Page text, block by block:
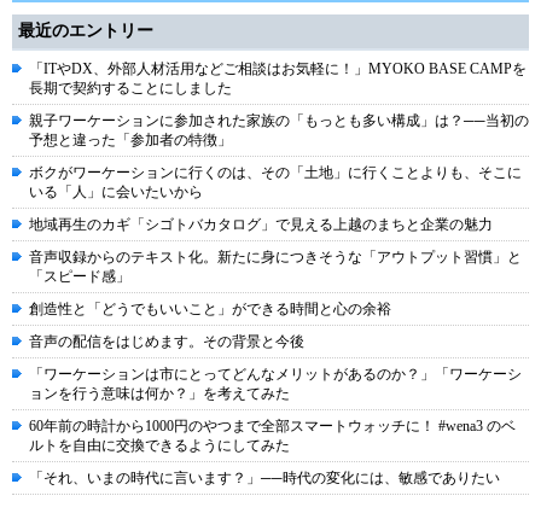
最近のエントリー
「ITやDX、外部人材活用などご相談はお気軽に！」MYOKO BASE CAMPを
長期で契約することにしました
親子ワーケーションに参加された家族の「もっとも多い構成」は？──当初の
予想と違った「参加者の特徴」
ボクがワーケーションに行くのは、その「土地」に行くことよりも、そこに
いる「人」に会いたいから
地域再生のカギ「シゴトバカタログ」で見える上越のまちと企業の魅力
音声収録からのテキスト化。新たに身につきそうな「アウトプット習慣」と
「スピード感」
創造性と「どうでもいいこと」ができる時間と心の余裕
音声の配信をはじめます。その背景と今後
「ワーケーションは市にとってどんなメリットがあるのか？」「ワーケーシ
ョンを行う意味は何か？」を考えてみた
60年前の時計から1000円のやつまで全部スマートウォッチに！ #wena3 のベ
ルトを自由に交換できるようにしてみた
「それ、いまの時代に言います？」──時代の変化には、敏感でありたい